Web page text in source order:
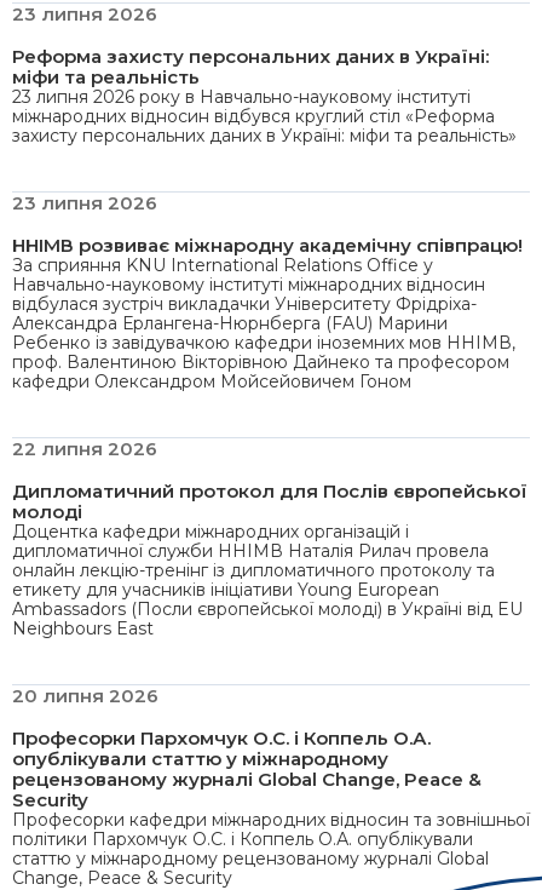
23 липня 2026
Реформа захисту персональних даних в Україні:
міфи та реальність
23 липня 2026 року в Навчально-науковому інституті
міжнародних відносин відбувся круглий стіл «Реформа
захисту персональних даних в Україні: міфи та реальність»
23 липня 2026
ННІМВ розвиває міжнародну академічну співпрацю!
За сприяння KNU International Relations Office у
Навчально-науковому інституті міжнародних відносин
відбулася зустріч викладачки Університету Фрідріха-
Александра Ерлангена-Нюрнберга (FAU) Марини
Ребенко із завідувачкою кафедри іноземних мов ННІМВ,
проф. Валентиною Вікторівною Дайнеко та професором
кафедри Олександром Мойсейовичем Гоном
22 липня 2026
Дипломатичний протокол для Послів європейської
молоді
Доцентка кафедри міжнародних організацій і
дипломатичної служби ННІМВ Наталія Рилач провела
онлайн лекцію-тренінг із дипломатичного протоколу та
етикету для учасників ініціативи Young European
Ambassadors (Посли європейської молоді) в Україні від EU
Neighbours East
20 липня 2026
Професорки Пархомчук О.С. і Коппель О.А.
опублікували статтю у міжнародному
рецензованому журналі Global Change, Peace &
Security
Професорки кафедри міжнародних відносин та зовнішньої
політики Пархомчук О.С. і Коппель О.А. опублікували
статтю у міжнародному рецензованому журналі Global
Change, Peace & Security